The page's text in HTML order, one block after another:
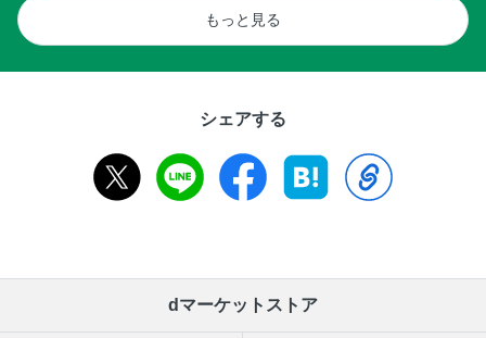
もっと見る
シェアする
dマーケットストア